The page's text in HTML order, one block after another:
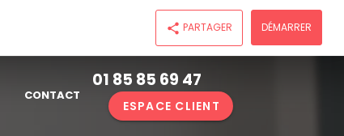
CONTACT
01 85 85 69 47
ESPACE CLIENT
share PARTAGER DÉMARRER